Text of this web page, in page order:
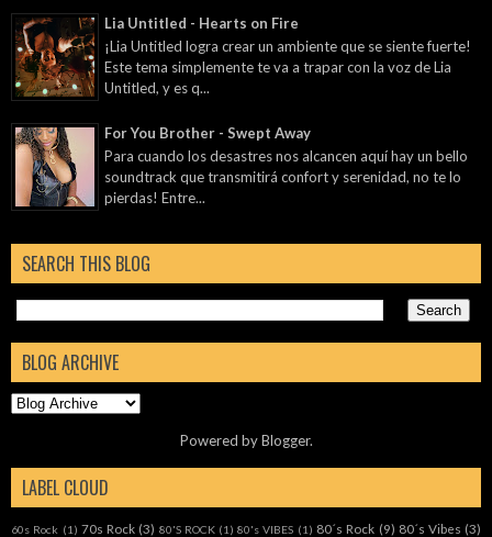
Lia Untitled - Hearts on Fire
¡Lia Untitled logra crear un ambiente que se siente fuerte!
Este tema simplemente te va a trapar con la voz de Lia
Untitled, y es q...
For You Brother - Swept Away
Para cuando los desastres nos alcancen aquí hay un bello
soundtrack que transmitirá confort y serenidad, no te lo
pierdas! Entre...
SEARCH THIS BLOG
BLOG ARCHIVE
Powered byBlogger.
LABEL CLOUD
60s Rock (1) 70s Rock (3) 80'S ROCK (1) 80's VIBES (1) 80´s Rock (9) 80´s Vibes (3)